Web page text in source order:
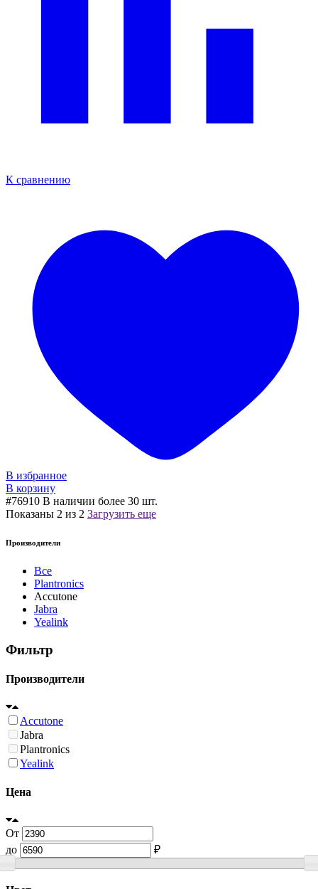
К сравнению
В избранное
В корзину
#76910 В наличии более 30 шт.
Показаны 2 из 2 Загрузить еще
Производители
Все
Plantronics
Accutone
Jabra
Yealink
Фильтр
Производители
Accutone
Jabra
Plantronics
Yealink
Цена
От
до
₽